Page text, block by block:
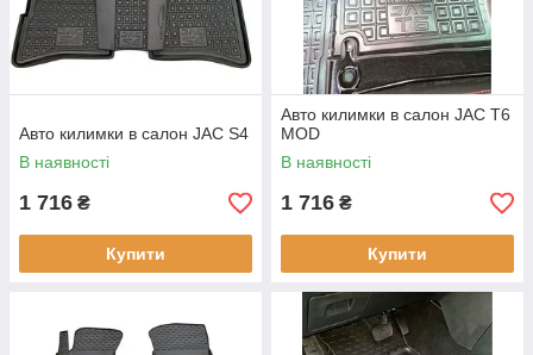
Авто килимки в салон JAC S4
В наявності
1 716 ₴
Купити
Авто килимки в салон JAC T6
MOD
В наявності
1 716 ₴
Купити